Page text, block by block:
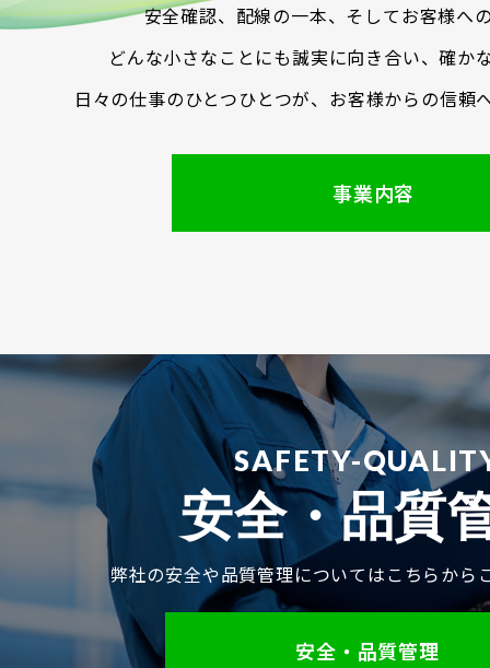
安全確認、配線の一本、そしてお客様へ
どんな小さなことにも誠実に向き合い、確か
日々の仕事のひとつひとつが、お客様からの信頼
事業内容
安全・品質
弊社の安全や品質管理についてはこちらから
安全・品質管理